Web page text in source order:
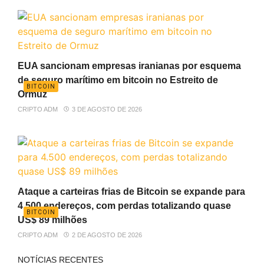
BITCOIN
EUA sancionam empresas iranianas por esquema
de seguro marítimo em bitcoin no Estreito de
Ormuz
CRIPTO ADM 3 DE AGOSTO DE 2026
BITCOIN
Ataque a carteiras frias de Bitcoin se expande para
4.500 endereços, com perdas totalizando quase
US$ 89 milhões
CRIPTO ADM 2 DE AGOSTO DE 2026
NOTÍCIAS RECENTES